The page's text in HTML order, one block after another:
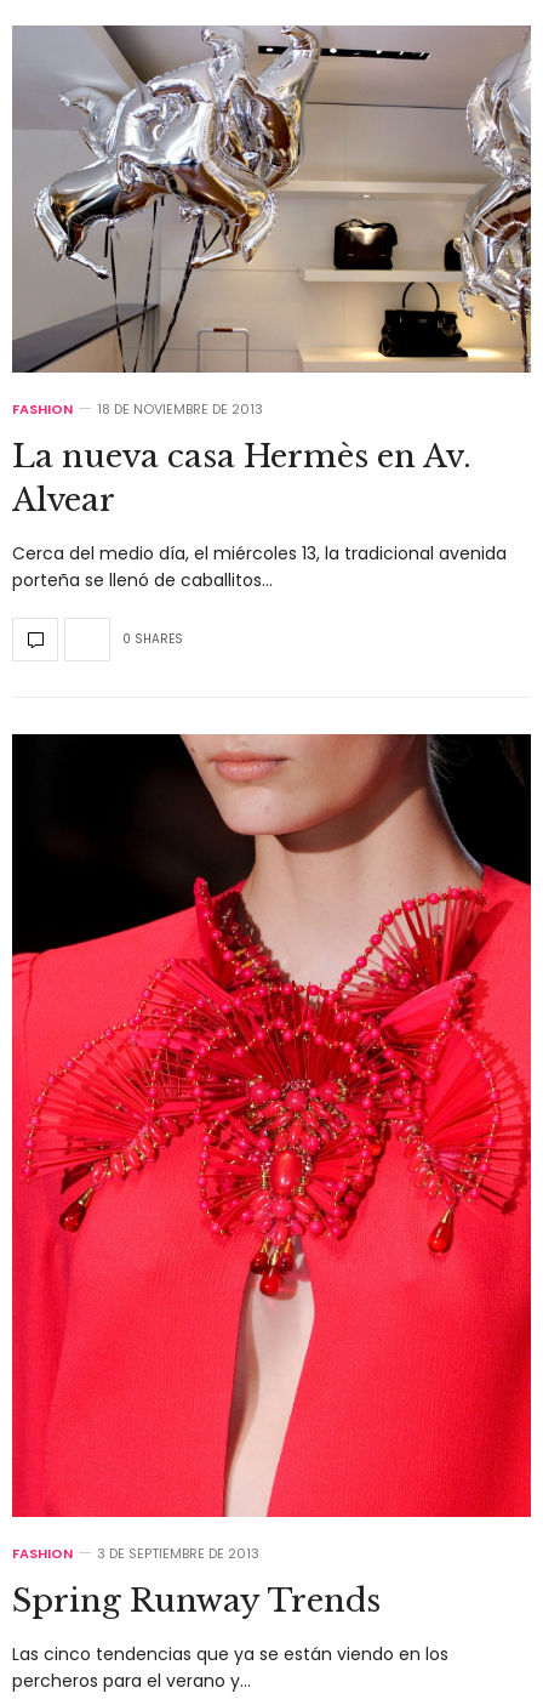
FASHION 18 DE NOVIEMBRE DE 2013
La nueva casa Hermès en Av.
Alvear
Cerca del medio día, el miércoles 13, la tradicional avenida
porteña se llenó de caballitos…
0 SHARES
FASHION 3 DE SEPTIEMBRE DE 2013
Spring Runway Trends
Las cinco tendencias que ya se están viendo en los
percheros para el verano y…